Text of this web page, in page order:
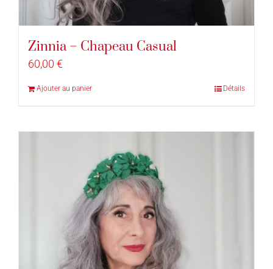
Zinnia – Chapeau Casual
60,00 €
Ajouter au panier Détails